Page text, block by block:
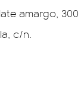
amargo, 300
c/n.